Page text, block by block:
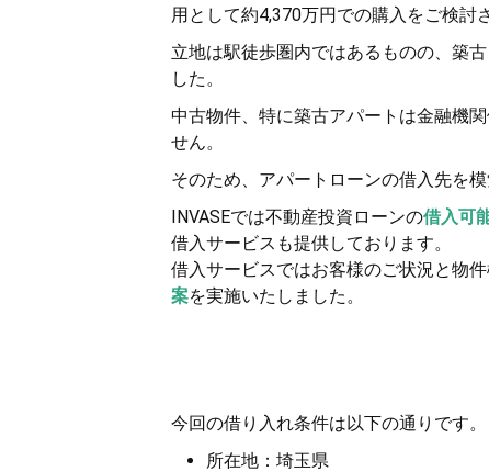
用として約4,370万円での購入をご検討
立地は駅徒歩圏内ではあるものの、築
した。
中古物件、特に築古アパートは金融機
せん。
そのため、アパートローンの借入先を
INVASEでは不動産投資ローンの借入可
借入サービスも提供しております。
借入サービスではお客様のご状況と物
案を実施いたしました。
今回の借り入れ条件は以下の通りです。
所在地：埼玉県